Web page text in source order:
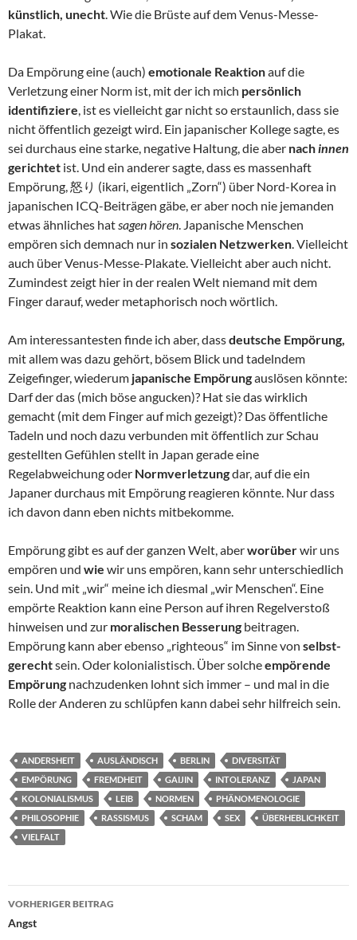
künstlich, unecht. Wie die Brüste auf dem Venus-Messe-
Plakat.
Da Empörung eine (auch) emotionale Reaktionauf die
Verletzung einer Norm ist, mit der ich mich persönlich
identifiziere, ist es vielleicht gar nicht so erstaunlich, dass sie
nicht öffentlich gezeigt wird. Ein japanischer Kollege sagte, es
sei durchaus eine starke, negative Haltung, die aber nachinnen
gerichtet ist. Und ein anderer sagte, dass es massenhaft
Empörung, 怒り (ikari, eigentlich „Zorn“) über Nord-Korea in
japanischen ICQ-Beiträgen gäbe, er aber noch nie jemanden
etwas ähnliches hatsagen hören. Japanische Menschen
empören sich demnach nur in sozialen Netzwerken. Vielleicht
auch über Venus-Messe-Plakate. Vielleicht aber auch nicht.
Zumindest zeigt hier in der realen Welt niemand mit dem
Finger darauf, weder metaphorisch noch wörtlich.
Am interessantesten finde ich aber, dassdeutsche Empörung,
mit allem was dazu gehört, bösem Blick und tadelndem
Zeigefinger, wiederum japanische Empörungauslösen könnte:
Darf der das (mich böse angucken)? Hat sie das wirklich
gemacht (mit dem Finger auf mich gezeigt)? Das öffentliche
Tadeln und noch dazu verbunden mit öffentlich zur Schau
gestellten Gefühlen stellt in Japan gerade eine
Regelabweichung oder Normverletzungdar, auf die ein
Japaner durchaus mit Empörung reagieren könnte. Nur dass
ich davon dann eben nichts mitbekomme.
Empörung gibt es auf der ganzen Welt, aberworüberwir uns
empören und wie wir uns empören, kann sehr unterschiedlich
sein. Und mit „wir“ meine ich diesmal „wir Menschen“. Eine
empörte Reaktion kann eine Person auf ihren Regelverstoß
hinweisen und zur moralischen Besserung beitragen.
Empörung kann aber ebenso „righteous“ im Sinne von selbst-
gerechtsein. Oder kolonialistisch. Über solcheempörende
Empörung nachzudenken lohnt sich immer – und mal in die
Rolle der Anderen zu schlüpfen kann dabei sehr hilfreich sein.
ANDERSHEIT AUSLÄNDISCH BERLIN
DIVERSITÄT
EMPÖRUNG
FREMDHEIT GAIJIN INTOLERANZ
JAPAN
KOLONIALISMUS
LEIB NORMEN
PHÄNOMENOLOGIE
PHILOSOPHIE
RASSISMUS SCHAM SEX
ÜBERHEBLICHKEIT
VIELFALT
Beitrags-
Navigation
VORHERIGER BEITRAG
Angst